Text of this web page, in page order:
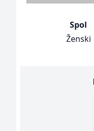
Spol
Ženski